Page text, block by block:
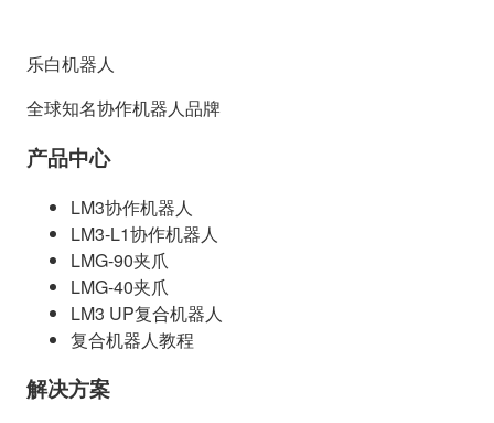
乐白机器人
全球知名协作机器人品牌
产品中心
LM3协作机器人
LM3-L1协作机器人
LMG-90夹爪
LMG-40夹爪
LM3 UP复合机器人
复合机器人教程
解决方案